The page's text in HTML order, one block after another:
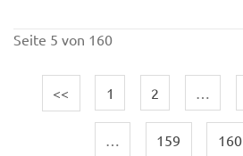
Seite 5 von 160
<< 1 2
… 159 160